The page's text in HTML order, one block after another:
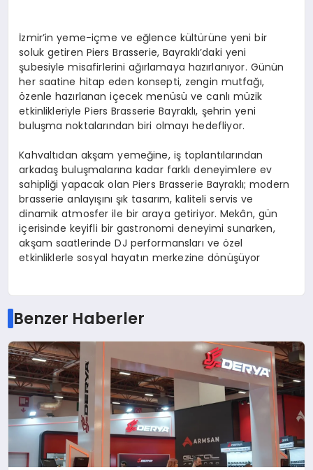
İzmir’in yeme-içme ve eğlence kültürüne yeni bir
soluk getiren Piers Brasserie, Bayraklı’daki yeni
şubesiyle misafirlerini ağırlamaya hazırlanıyor. Günün
her saatine hitap eden konsepti, zengin mutfağı,
özenle hazırlanan içecek menüsü ve canlı müzik
etkinlikleriyle Piers Brasserie Bayraklı, şehrin yeni
buluşma noktalarından biri olmayı hedefliyor.
Kahvaltıdan akşam yemeğine, iş toplantılarından
arkadaş buluşmalarına kadar farklı deneyimlere ev
sahipliği yapacak olan Piers Brasserie Bayraklı; modern
brasserie anlayışını şık tasarım, kaliteli servis ve
dinamik atmosfer ile bir araya getiriyor. Mekân, gün
içerisinde keyifli bir gastronomi deneyimi sunarken,
akşam saatlerinde DJ performansları ve özel
etkinliklerle sosyal hayatın merkezine dönüşüyor
Benzer Haberler